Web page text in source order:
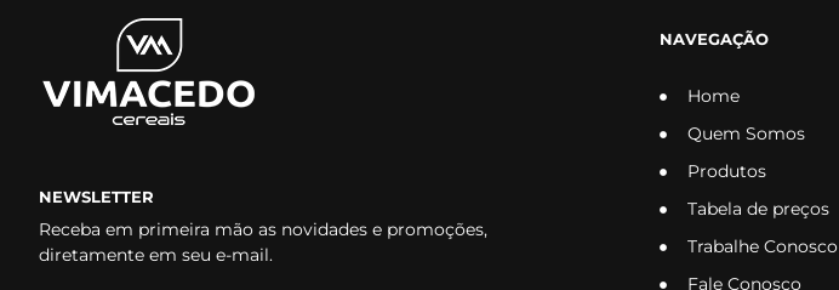
NEWSLETTER
Receba em primeira mão as novidades e promoções,
diretamente em seu e-mail.
NAVEGAÇÃO
Home
Quem Somos
Produtos
Tabela de preços
Trabalhe Conosco
Fale Conosco